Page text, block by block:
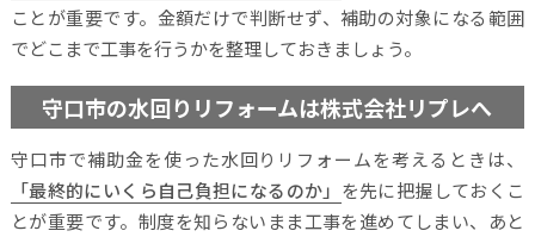
ことが重要です。金額だけで判断せず、補助の対象になる範囲
でどこまで工事を行うかを整理しておきましょう。
守口市の水回りリフォームは株式会社リプレへ
守口市で補助金を使った水回りリフォームを考えるときは、
「最終的にいくら自己負担になるのか」 を先に把握しておくこ
とが重要です。制度を知らないまま工事を進めてしまい、あと